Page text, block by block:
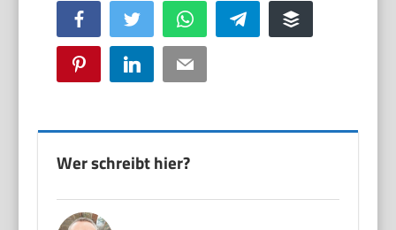
Facebook Twitter WhatsApp Telegram Buffer
Pinterest LinkedIn Email
Wer schreibt hier?